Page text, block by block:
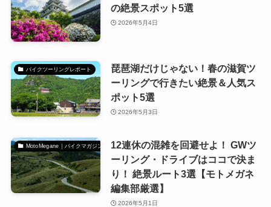
の絶景スポット5選
2026年5月4日
バイクツーリングレポート
琵琶湖だけじゃない！春の滋賀ツ
ーリングで行きたい絶景＆人気ス
ポット5選
2026年5月3日
MotoMegane｜バイクマガジン
12連休の混雑を回避せよ！ GWツ
ーリング・ドライブはココで決ま
り！ 絶景ルート3選【モトメガネ
編集部厳選】
2026年5月1日